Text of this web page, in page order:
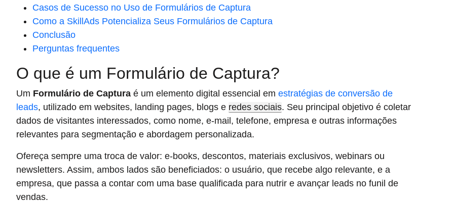
Casos de Sucesso no Uso de Formulários de Captura
Como a SkillAds Potencializa Seus Formulários de Captura
Conclusão
Perguntas frequentes
O que é um Formulário de Captura?
Um Formulário de Captura é um elemento digital essencial em estratégias de conversão de
leads, utilizado em websites, landing pages, blogs e redes sociais. Seu principal objetivo é coletar
dados de visitantes interessados, como nome, e-mail, telefone, empresa e outras informações
relevantes para segmentação e abordagem personalizada.
Ofereça sempre uma troca de valor: e-books, descontos, materiais exclusivos, webinars ou
newsletters. Assim, ambos lados são beneficiados: o usuário, que recebe algo relevante, e a
empresa, que passa a contar com uma base qualificada para nutrir e avançar leads no funil de
vendas.